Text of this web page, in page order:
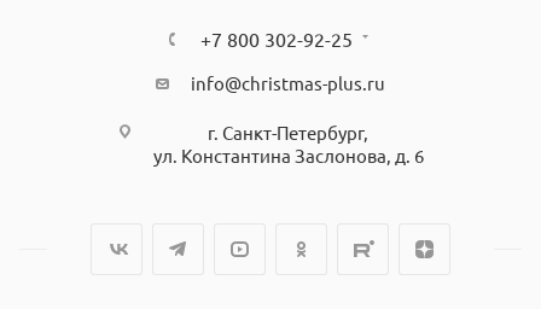
+7 800 302-92-25
info@christmas-plus.ru
г. Санкт-Петербург,
ул. Константина Заслонова, д. 6